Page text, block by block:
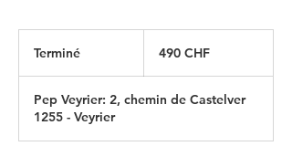
Terminé
m
i
n
suisses
490 CHF
Pep Veyrier: 2, chemin de Castelver
1255 - Veyrier